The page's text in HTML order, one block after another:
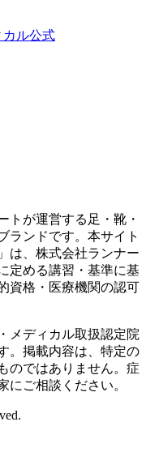
カル公式
トが運営する足・靴・
ランドです。本サイト
は、株式会社ランナー
定める講習・基準に基
資格・医療機関の認可
メディカル取扱認定院
。掲載内容は、特定の
のではありません。症
にご相談ください。